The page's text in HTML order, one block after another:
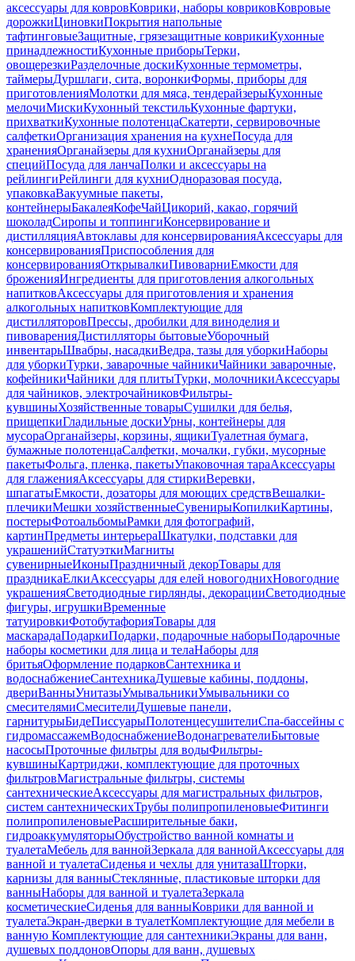
аксессуары для ковровКоврики, наборы ковриковКовровые
дорожкиЦиновкиПокрытия напольные
тафтинговыеЗащитные, грязезащитные коврикиКухонные
принадлежностиКухонные приборыТерки,
овощерезкиРазделочные доскиКухонные термометры,
таймерыДуршлаги, сита, воронкиФормы, приборы для
приготовленияМолотки для мяса, тендерайзерыКухонные
мелочиМискиКухонный текстильКухонные фартуки,
прихваткиКухонные полотенцаСкатерти, сервировочные
салфеткиОрганизация хранения на кухнеПосуда для
храненияОрганайзеры для кухниОрганайзеры для
специйПосуда для ланчаПолки и аксессуары на
рейлингиРейлинги для кухниОдноразовая посуда,
упаковкаВакуумные пакеты,
контейнерыБакалеяКофеЧайЦикорий, какао, горячий
шоколадСиропы и топпингиКонсервирование и
дистилляцияАвтоклавы для консервированияАксессуары для
консервированияПриспособления для
консервированияОткрывалкиПивоварниЕмкости для
броженияИнгредиенты для приготовления алкогольных
напитковАксессуары для приготовления и хранения
алкогольных напитковКомплектующие для
дистилляторовПрессы, дробилки для виноделия и
пивоваренияДистилляторы бытовыеУборочный
инвентарьШвабры, насадкиВедра, тазы для уборкиНаборы
для уборкиТурки, заварочные чайникиЧайники заварочные,
кофейникиЧайники для плитыТурки, молочникиАксессуары
для чайников, электрочайниковФильтры-
кувшиныХозяйственные товарыСушилки для белья,
прищепкиГладильные доскиУрны, контейнеры для
мусораОрганайзеры, корзины, ящикиТуалетная бумага,
бумажные полотенцаСалфетки, мочалки, губки, мусорные
пакетыФольга, пленка, пакетыУпаковочная тараАксессуары
для глаженияАксессуары для стиркиВеревки,
шпагатыЕмкости, дозаторы для моющих средствВешалки-
плечикиМешки хозяйственныеСувенирыКопилкиКартины,
постерыФотоальбомыРамки для фотографий,
картинПредметы интерьераШкатулки, подставки для
украшенийСтатуэткиМагниты
сувенирныеИконыПраздничный декорТовары для
праздникаЕлкиАксессуары для елей новогоднихНовогодние
украшенияСветодиодные гирлянды, декорацииСветодиодные
фигуры, игрушкиВременные
татуировкиФотобутафорияТовары для
маскарадаПодаркиПодарки, подарочные наборыПодарочные
наборы косметики для лица и телаНаборы для
бритьяОформление подарковСантехника и
водоснабжениеСантехникаДушевые кабины, поддоны,
двериВанныУнитазыУмывальникиУмывальники со
смесителямиСмесителиДушевые панели,
гарнитурыБидеПиссуарыПолотенцесушителиСпа-бассейны с
гидромассажемВодоснабжениеВодонагревателиБытовые
насосыПроточные фильтры для водыФильтры-
кувшиныКартриджи, комплектующие для проточных
фильтровМагистральные фильтры, системы
сантехническиеАксессуары для магистральных фильтров,
систем сантехническихТрубы полипропиленовыеФитинги
полипропиленовыеРасширительные баки,
гидроаккумуляторыОбустройство ванной комнаты и
туалетаМебель для ваннойЗеркала для ваннойАксессуары для
ванной и туалетаСиденья и чехлы для унитазаШторки,
карнизы для ванныСтеклянные, пластиковые шторки для
ванныНаборы для ванной и туалетаЗеркала
косметическиеСиденья для ванныКоврики для ванной и
туалетаЭкран-дверки в туалетКомплектующие для мебели в
ванную Комплектующие для сантехникиЭкраны для ванн,
душевых поддоновОпоры для ванн, душевых